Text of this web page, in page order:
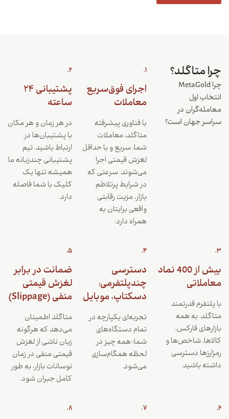
چرا متاگلد؟
چرا MetaGold
انتخاب اول
معامله‌گران در
سراسر جهان است؟
1.
اجرای فوق‌سریع
معاملات
با فناوری پیشرفته
متاگلد، معاملات
شما، سریع و با حداقل
لغزش قیمتی اجرا
می‌شوند. سرعتی که
در شرایط پرتلاطم
بازار، مزیت رقابتی
واقعی برایتان به
همراه دارد.
2.
پشتیبانی ۲۴
ساعته
در هر زمان و هر مکان
با پشتیبان‌ها در
ارتباط باشید. تیم
پشتیبانی چندزبانه ما
همیشه تنها یک
کلیک با شما فاصله
دارد.
3.
بیش از 400 نماد
معاملاتی
با پلتفرم قدرتمند
متاگلد، به همه
بازارهای فارکس،
کالاها، شاخص‌ها و
رمزارزها دسترسی
داشته باشید.
4.
دسترسی
چندپلتفرمی:
دسکتاپ، موبایل
تجربه‌ای یکپارچه در
تمام دستگاه‌های
شما؛ همه چیز در
لحظه همگام‌سازی
می‌شود.
5.
ضمانت در برابر
لغزش قیمتی
منفی (Slippage)
متاگلد اطمینان
می‌دهد که هرگونه
زیان ناشی از لغزش
قیمتی منفی در زمان
نوسانات بازار، به طور
کامل جبران شود.
6.
7.
8.